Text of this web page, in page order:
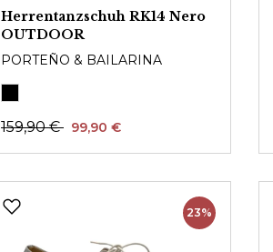
Herrentanzschuh RK14 Nero
OUTDOOR
PORTEÑO & BAILARINA
159,90 € 99,90 €
23%